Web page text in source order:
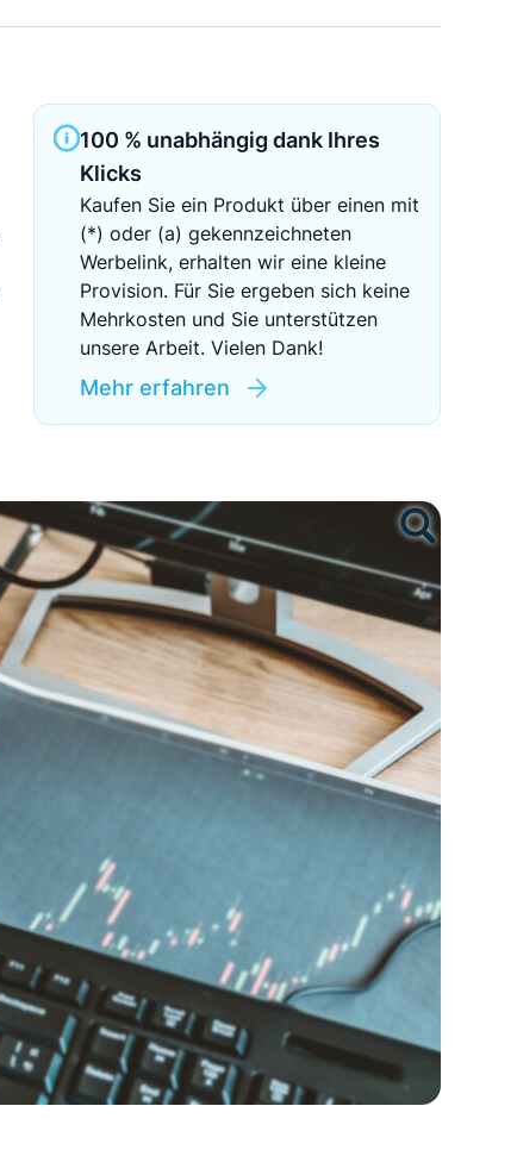
EZB-Leitzins
100 % unabhängig dank Ihres
Klicks
Kaufen Sie ein Produkt über einen mit
(*) oder (a) gekennzeichneten
Werbelink, erhalten wir eine kleine
Provision. Für Sie ergeben sich keine
Mehrkosten und Sie unterstützen
unsere Arbeit. Vielen Dank!
Mehr erfahren